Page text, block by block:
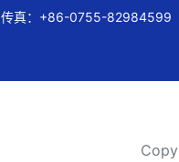
传真：+86-0755-82984599